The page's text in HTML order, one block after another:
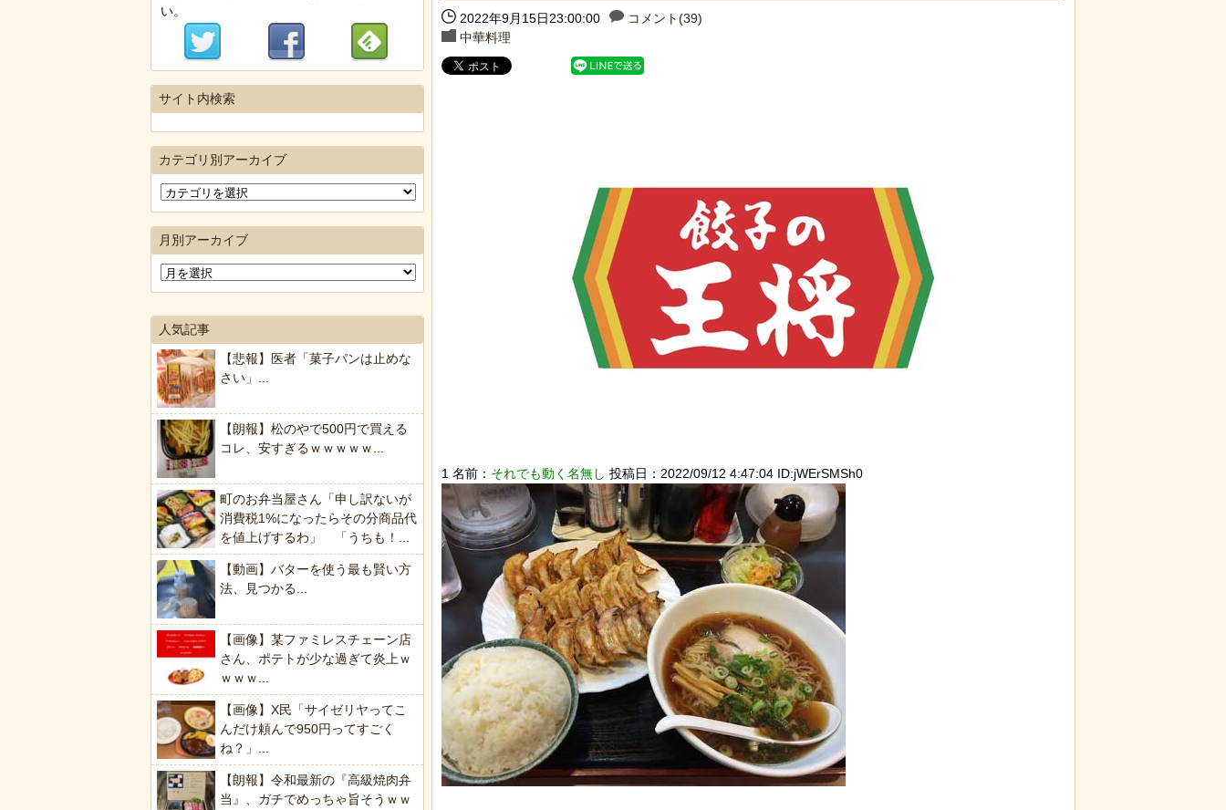
Powered by livedoor 相互RSS
2022年9月15日23:00:00
コメント(39)
中華料理
1 名前： それでも動く名無し 投稿日：2022/09/12 4:47:04 ID:jWErSMSh0
い。
サイト内検索
カテゴリ別アーカイブ
月別アーカイブ
人気記事
【悲報】医者「菓子パンは止めな
さい」...
【朗報】松のやで500円で買える
コレ、安すぎるｗｗｗｗｗ...
町のお弁当屋さん「申し訳ないが
消費税1%になったらその分商品代
を値上げするわ」 「うちも！...
【動画】バターを使う最も賢い方
法、見つかる...
【画像】某ファミレスチェーン店
さん、ポテトが少な過ぎて炎上ｗ
ｗｗｗ...
【画像】X民「サイゼリヤってこ
んだけ頼んで950円ってすごく
ね？」...
【朗報】令和最新の『高級焼肉弁
当』、ガチでめっちゃ旨そうｗｗ